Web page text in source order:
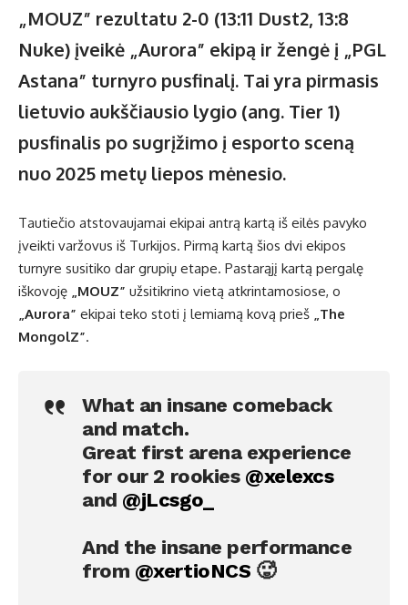
„MOUZ” rezultatu 2-0 (13:11 Dust2, 13:8
Nuke) įveikė „Aurora” ekipą ir žengė į „PGL
Astana” turnyro pusfinalį. Tai yra pirmasis
lietuvio aukščiausio lygio (ang. Tier 1)
pusfinalis po sugrįžimo į esporto sceną
nuo 2025 metų liepos mėnesio.
Tautiečio atstovaujamai ekipai antrą kartą iš eilės pavyko
įveikti varžovus iš Turkijos. Pirmą kartą šios dvi ekipos
turnyre susitiko dar grupių etape. Pastarąjį kartą pergalę
iškovoję
„MOUZ” užsitikrino vietą atkrintamosiose, o
„Aurora” ekipai teko stoti į lemiamą kovą prieš
„The
MongolZ”.
What an insane comeback
and match.
Great first arena experience
for our 2 rookies @xelexcs
and @jLcsgo_
And the insane performance
from @xertioNCS 🥵